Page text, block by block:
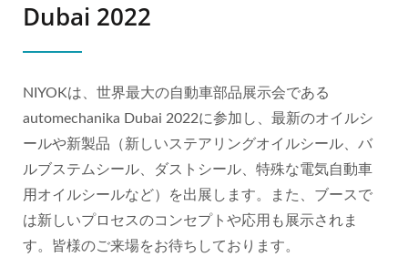
Dubai 2022
NIYOKは、世界最大の自動車部品展示会である
automechanika Dubai 2022に参加し、最新のオイルシ
ールや新製品（新しいステアリングオイルシール、バ
ルブステムシール、ダストシール、特殊な電気自動車
用オイルシールなど）を出展します。また、ブースで
は新しいプロセスのコンセプトや応用も展示されま
す。皆様のご来場をお待ちしております。